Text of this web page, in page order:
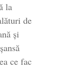
la
de
și
ce fac